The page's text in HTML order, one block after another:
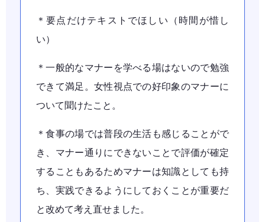
＊要点だけテキストでほしい（時間が惜し
い）
＊一般的なマナーを学べる場はないので勉強
できて満足。女性視点での好印象のマナーに
ついて聞けたこと。
＊食事の場では普段の生活も感じることがで
き、マナー通りにできないことで評価が確定
することもあるためマナーは知識としても持
ち、実践できるようにしておくことが重要だ
と改めて考え直せました。